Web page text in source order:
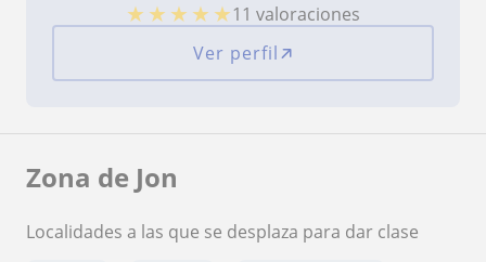
★ ★ ★ ★ ★11 valoraciones
Ver perfil
Zona de Jon
Localidades a las que se desplaza para dar clase